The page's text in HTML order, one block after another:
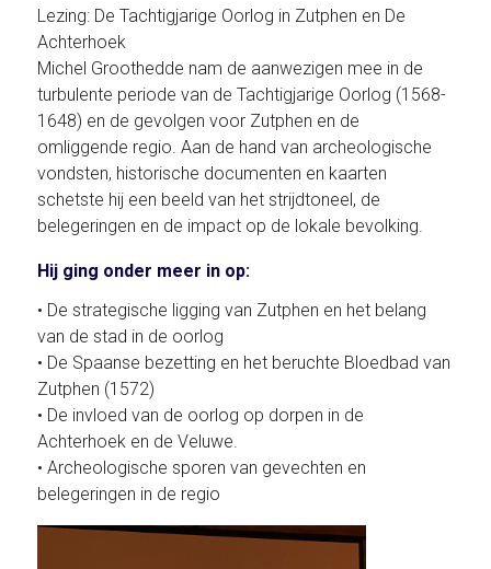
Lezing: De Tachtigjarige Oorlog in Zutphen en De
Achterhoek
Michel Groothedde nam de aanwezigen mee in de
turbulente periode van de Tachtigjarige Oorlog (1568-
1648) en de gevolgen voor Zutphen en de
omliggende regio. Aan de hand van archeologische
vondsten, historische documenten en kaarten
schetste hij een beeld van het strijdtoneel, de
belegeringen en de impact op de lokale bevolking.
Hij ging onder meer in op:
• De strategische ligging van Zutphen en het belang
van de stad in de oorlog
• De Spaanse bezetting en het beruchte Bloedbad van
Zutphen (1572)
• De invloed van de oorlog op dorpen in de
Achterhoek en de Veluwe.
• Archeologische sporen van gevechten en
belegeringen in de regio